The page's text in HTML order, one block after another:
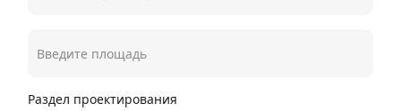
Раздел проектирования